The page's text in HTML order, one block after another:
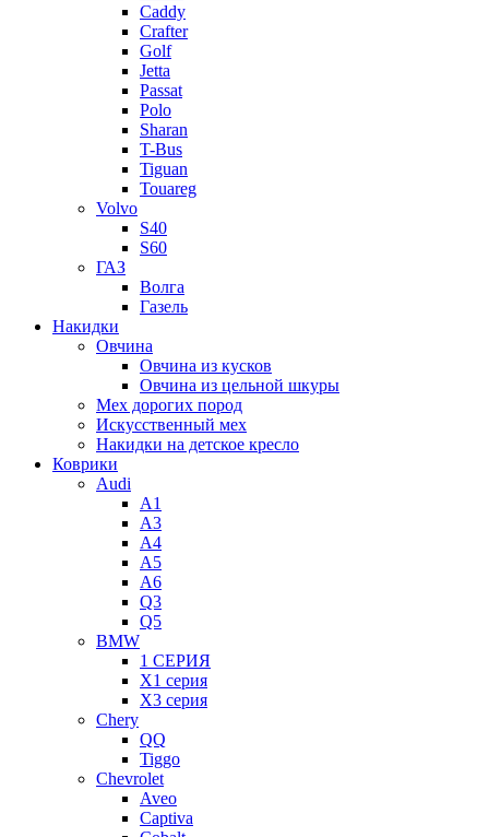
Caddy
Crafter
Golf
Jetta
Passat
Polo
Sharan
T-Bus
Tiguan
Touareg
Volvo
S40
S60
ГАЗ
Волга
Газель
Накидки
Овчина
Овчина из кусков
Овчина из цельной шкуры
Мех дорогих пород
Искусственный мех
Накидки на детское кресло
Коврики
Audi
A1
A3
A4
A5
A6
Q3
Q5
BMW
1 СЕРИЯ
X1 серия
X3 серия
Chery
QQ
Tiggo
Chevrolet
Aveo
Captiva